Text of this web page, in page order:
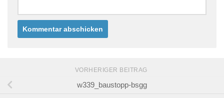
VORHERIGER BEITRAG
w339_baustopp-bsgg